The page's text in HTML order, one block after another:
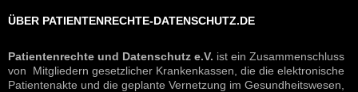
ÜBER PATIENTENRECHTE-DATENSCHUTZ.DE
Patientenrechte und Datenschutz e.V. ist ein Zusammenschluss
von Mitgliedern gesetzlicher Krankenkassen, die die elektronische
Patientenakte und die geplante Vernetzung im Gesundheitswesen,